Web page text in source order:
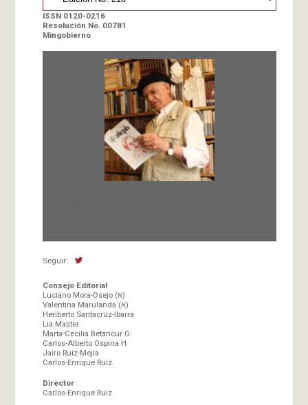
ISSN 0120-0216
Resolución No. 00781
Mingobierno
Seguir:
Consejo Editorial
Luciano Mora-Osejo (א)
Valentina Marulanda (א)
Heriberto Santacruz-Ibarra
Lia Master
Marta-Cecilia Betancur G.
Carlos-Alberto Ospina H.
Jairo Ruiz-Mejía
Carlos-Enrique Ruiz.
Director
Carlos-Enrique Ruiz